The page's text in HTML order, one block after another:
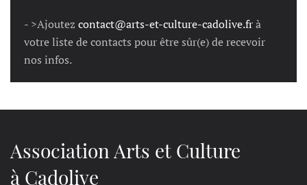
- >Ajoutez contact@arts-et-culture-cadolive.frà
votre liste de contacts pour être sûr(e) de recevoir
nos infos.
Association Arts et Culture
à Cadolive